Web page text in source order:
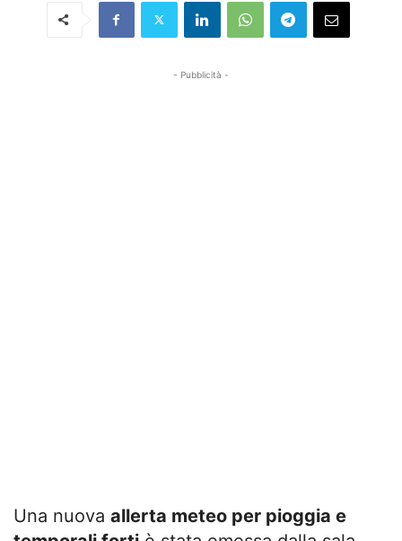
- Pubblicità -
Una nuova allerta meteo per pioggia e